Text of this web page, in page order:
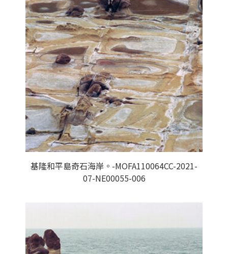
基隆和平島奇石海岸。-MOFA110064CC-2021-
07-NE00055-006